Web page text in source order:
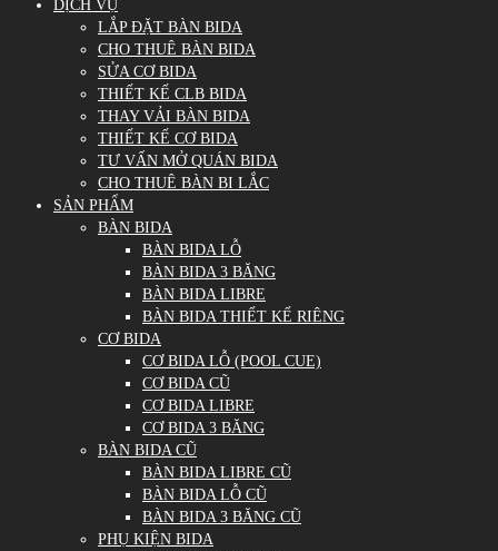
DỊCH VỤ
LẮP ĐẶT BÀN BIDA
CHO THUÊ BÀN BIDA
SỬA CƠ BIDA
THIẾT KẾ CLB BIDA
THAY VẢI BÀN BIDA
THIẾT KẾ CƠ BIDA
TƯ VẤN MỞ QUÁN BIDA
CHO THUÊ BÀN BI LẮC
SẢN PHẨM
BÀN BIDA
BÀN BIDA LỖ
BÀN BIDA 3 BĂNG
BÀN BIDA LIBRE
BÀN BIDA THIẾT KẾ RIÊNG
CƠ BIDA
CƠ BIDA LỖ (POOL CUE)
CƠ BIDA CŨ
CƠ BIDA LIBRE
CƠ BIDA 3 BĂNG
BÀN BIDA CŨ
BÀN BIDA LIBRE CŨ
BÀN BIDA LỖ CŨ
BÀN BIDA 3 BĂNG CŨ
PHỤ KIỆN BIDA